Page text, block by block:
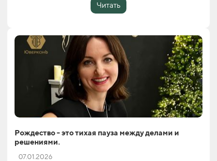
Читать
Рождество - это тихая пауза между делами и
решениями.
07.01.2026